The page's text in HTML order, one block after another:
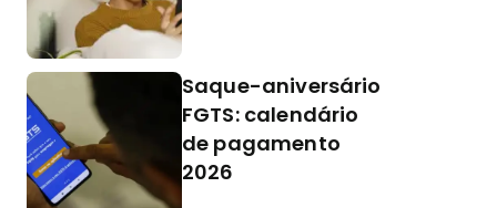
Saque-aniversário
FGTS: calendário
de pagamento
2026